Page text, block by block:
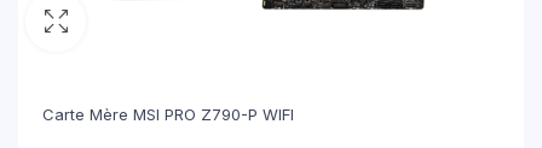
Carte Mère MSI PRO Z790-P WIFI